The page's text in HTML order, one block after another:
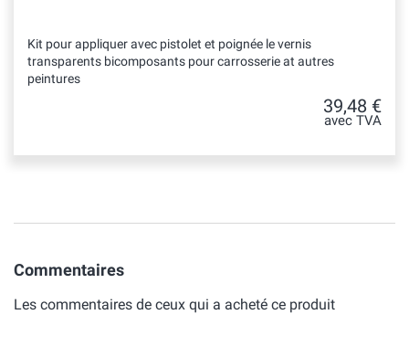
Kit pour appliquer avec pistolet et poignée le vernis
transparents bicomposants pour carrosserie at autres
peintures
39,48 €
avec TVA
Commentaires
Les commentaires de ceux qui a acheté ce produit